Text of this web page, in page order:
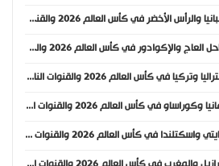
موعد مباراة إسبانيا والرأس الأخضر في كأس العالم 2026 والقنوات الناقلة
موعد مباراة ساحل العاج والإكوادور في كأس العالم 2026 والقنوات الناقلة
موعد مباراة أستراليا وتركيا في كأس العالم 2026 والقنوات الناقلة
موعد مباراة ألمانيا وكوراساو في كأس العالم 2026 والقنوات الناقلة
موعد مباراة هايتي واسكتلندا في كأس العالم 2026 والقنوات الناقلة